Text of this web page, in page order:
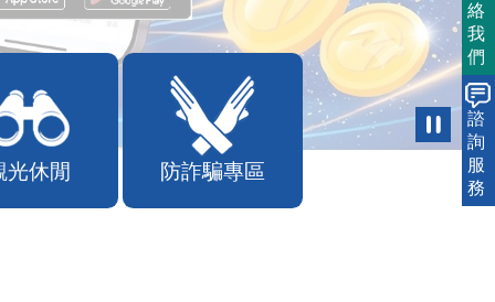
光休閒 防詐騙專區
絡
我
們
諮
詢
服
務